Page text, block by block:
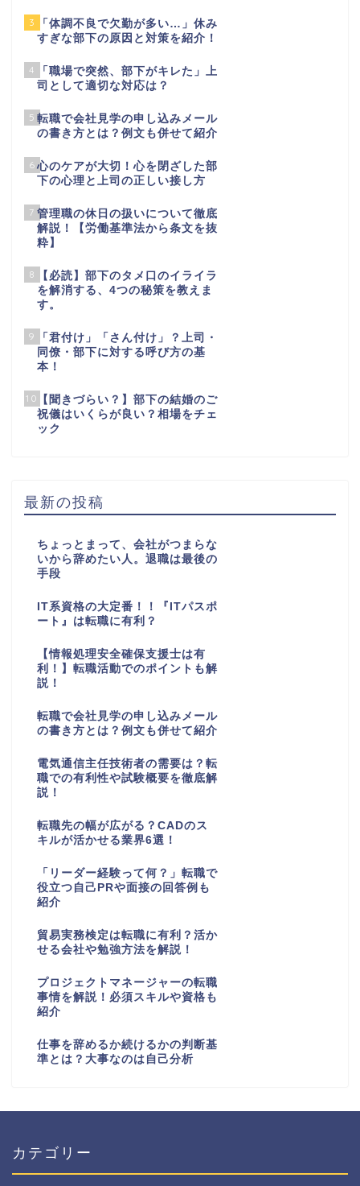
3
「体調不良で欠勤が多い…」休み
すぎな部下の原因と対策を紹介！
4
「職場で突然、部下がキレた」上
司として適切な対応は？
5 転職で会社見学の申し込みメール
の書き方とは？例文も併せて紹介
6 心のケアが大切！心を閉ざした部
下の心理と上司の正しい接し方
7 管理職の休日の扱いについて徹底
解説！【労働基準法から条文を抜
粋】
8
【必読】部下のタメ口のイライラ
を解消する、4つの秘策を教えま
す。
9
「君付け」「さん付け」？上司・
同僚・部下に対する呼び方の基
本！
10 【聞きづらい？】部下の結婚のご
祝儀はいくらが良い？相場をチェ
ック
最新の投稿
ちょっとまって、会社がつまらな
いから辞めたい人。退職は最後の
手段
IT系資格の大定番！！『ITパスポ
ート』は転職に有利？
【情報処理安全確保支援士は有
利！】転職活動でのポイントも解
説！
転職で会社見学の申し込みメール
の書き方とは？例文も併せて紹介
電気通信主任技術者の需要は？転
職での有利性や試験概要を徹底解
説！
転職先の幅が広がる？CADのス
キルが活かせる業界6選！
「リーダー経験って何？」転職で
役立つ自己PRや面接の回答例も
紹介
貿易実務検定は転職に有利？活か
せる会社や勉強方法を解説！
プロジェクトマネージャーの転職
事情を解説！必須スキルや資格も
紹介
仕事を辞めるか続けるかの判断基
準とは？大事なのは自己分析
カテゴリー